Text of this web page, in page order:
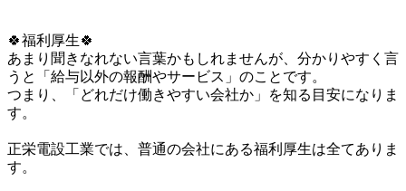
🍀福利厚生🍀
あまり聞きなれない言葉かもしれませんが、分かりやすく言
うと「給与以外の報酬やサービス」のことです。
つまり、「どれだけ働きやすい会社か」を知る目安になりま
す。
正栄電設工業では、普通の会社にある福利厚生は全てありま
す。